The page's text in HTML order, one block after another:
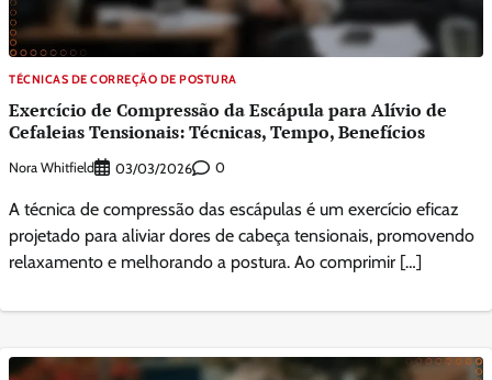
TÉCNICAS DE CORREÇÃO DE POSTURA
Exercício de Compressão da Escápula para Alívio de
Cefaleias Tensionais: Técnicas, Tempo, Benefícios
Nora Whitfield 03/03/2026 0
A técnica de compressão das escápulas é um exercício eficaz
projetado para aliviar dores de cabeça tensionais, promovendo
relaxamento e melhorando a postura. Ao comprimir […]